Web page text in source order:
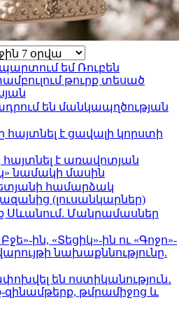
եմ Ռուբեն
թուրք տեսած
են մանկապղծության
հայտնել է ցավալի կորստի
հայտնել է առավոտյան
նամակի մասին
համարձակ
(լուսանկարներ)
Մանրամասներ
ին, «Տեցիկ»-ին ու «Գոջո»-
նախաքննությունը.
են ոստիկանություն․
զինամթերք, թմրամիջոց և